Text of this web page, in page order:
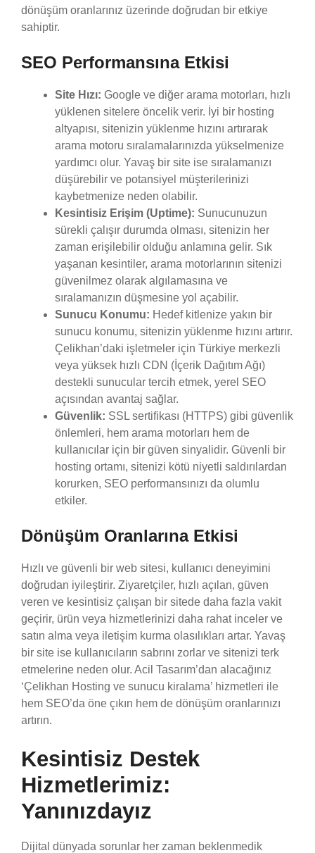
dönüşüm oranlarınız üzerinde doğrudan bir etkiye
sahiptir.
SEO Performansına Etkisi
Site Hızı: Google ve diğer arama motorları, hızlı
yüklenen sitelere öncelik verir. İyi bir hosting
altyapısı, sitenizin yüklenme hızını artırarak
arama motoru sıralamalarınızda yükselmenize
yardımcı olur. Yavaş bir site ise sıralamanızı
düşürebilir ve potansiyel müşterilerinizi
kaybetmenize neden olabilir.
Kesintisiz Erişim (Uptime): Sunucunuzun
sürekli çalışır durumda olması, sitenizin her
zaman erişilebilir olduğu anlamına gelir. Sık
yaşanan kesintiler, arama motorlarının sitenizi
güvenilmez olarak algılamasına ve
sıralamanızın düşmesine yol açabilir.
Sunucu Konumu: Hedef kitlenize yakın bir
sunucu konumu, sitenizin yüklenme hızını artırır.
Çelikhan’daki işletmeler için Türkiye merkezli
veya yüksek hızlı CDN (İçerik Dağıtım Ağı)
destekli sunucular tercih etmek, yerel SEO
açısından avantaj sağlar.
Güvenlik: SSL sertifikası (HTTPS) gibi güvenlik
önlemleri, hem arama motorları hem de
kullanıcılar için bir güven sinyalidir. Güvenli bir
hosting ortamı, sitenizi kötü niyetli saldırılardan
korurken, SEO performansınızı da olumlu
etkiler.
Dönüşüm Oranlarına Etkisi
Hızlı ve güvenli bir web sitesi, kullanıcı deneyimini
doğrudan iyileştirir. Ziyaretçiler, hızlı açılan, güven
veren ve kesintisiz çalışan bir sitede daha fazla vakit
geçirir, ürün veya hizmetlerinizi daha rahat inceler ve
satın alma veya iletişim kurma olasılıkları artar. Yavaş
bir site ise kullanıcıların sabrını zorlar ve sitenizi terk
etmelerine neden olur. Acil Tasarım’dan alacağınız
‘Çelikhan Hosting ve sunucu kiralama’ hizmetleri ile
hem SEO’da öne çıkın hem de dönüşüm oranlarınızı
artırın.
Kesintisiz Destek
Hizmetlerimiz:
Yanınızdayız
Dijital dünyada sorunlar her zaman beklenmedik